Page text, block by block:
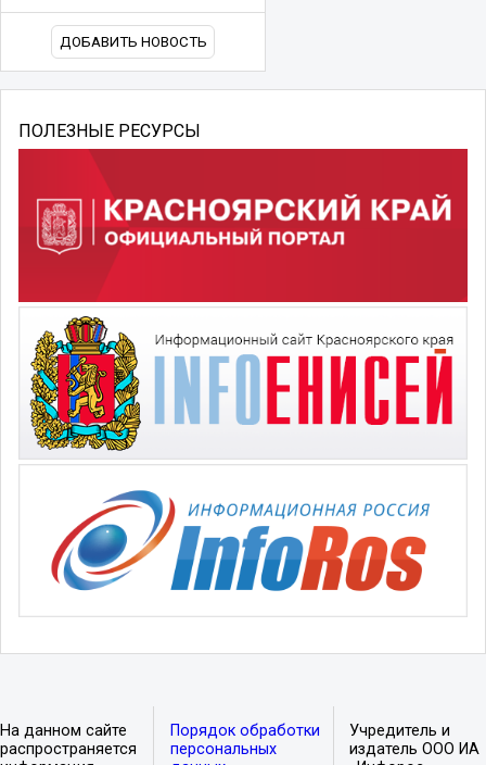
ДОБАВИТЬ НОВОСТЬ
ПОЛЕЗНЫЕ РЕСУРСЫ
На данном сайте
распространяется
Порядок обработки
персональных
Учредитель и
издатель ООО ИА